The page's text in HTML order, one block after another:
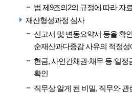
법 제9조의2의 규정에 따라 자
재산형성과정 심사
신고서 및 변동요약서 등을 확
순재산과다증감 사유의 적정성
현금, 사인간채권·채무 등 일
확인
직무상 알게 된 비밀, 직무와